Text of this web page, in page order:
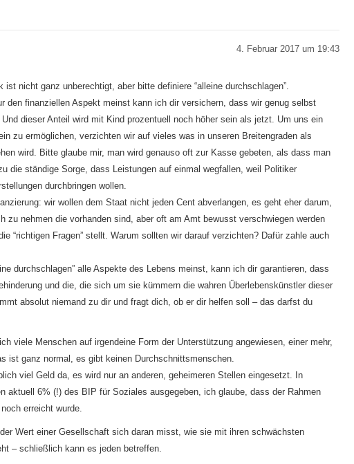
4. Februar 2017 um 19:43
ist nicht ganz unberechtigt, aber bitte definiere “alleine durchschlagen”.
den finanziellen Aspekt meinst kann ich dir versichern, dass wir genug selbst
Und dieser Anteil wird mit Kind prozentuell noch höher sein als jetzt. Um uns ein
zu ermöglichen, verzichten wir auf vieles was in unseren Breitengraden als
wird. Bitte glaube mir, man wird genauso oft zur Kasse gebeten, als dass man
die ständige Sorge, dass Leistungen auf einmal wegfallen, weil Politiker
durchbringen wollen.
wir wollen dem Staat nicht jeden Cent abverlangen, es geht eher darum,
zu nehmen die vorhanden sind, aber oft am Amt bewusst verschwiegen werden
“richtigen Fragen” stellt. Warum sollten wir darauf verzichten? Dafür zahle auch
durchschlagen” alle Aspekte des Lebens meinst, kann ich dir garantieren, dass
und die, die sich um sie kümmern die wahren Überlebenskünstler dieser
absolut niemand zu dir und fragt dich, ob er dir helfen soll – das darfst du
viele Menschen auf irgendeine Form der Unterstützung angewiesen, einer mehr,
ist ganz normal, es gibt keinen Durchschnittsmenschen.
viel Geld da, es wird nur an anderen, geheimeren Stellen eingesetzt. In
aktuell 6% (!) des BIP für Soziales ausgegeben, ich glaube, dass der Rahmen
erreicht wurde.
Wert einer Gesellschaft sich daran misst, wie sie mit ihren schwächsten
– schließlich kann es jeden betreffen.